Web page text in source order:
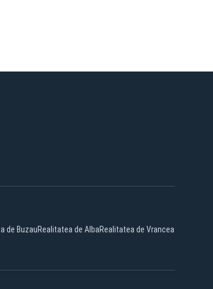
de BuzauRealitatea de AlbaRealitatea de Vrancea